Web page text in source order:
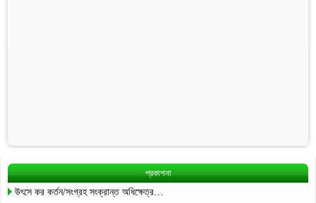
প্রকাশনা
উৎসে কর কর্তন/সংগ্রহ সংক্রান্ত অধিক্ষেত্র…